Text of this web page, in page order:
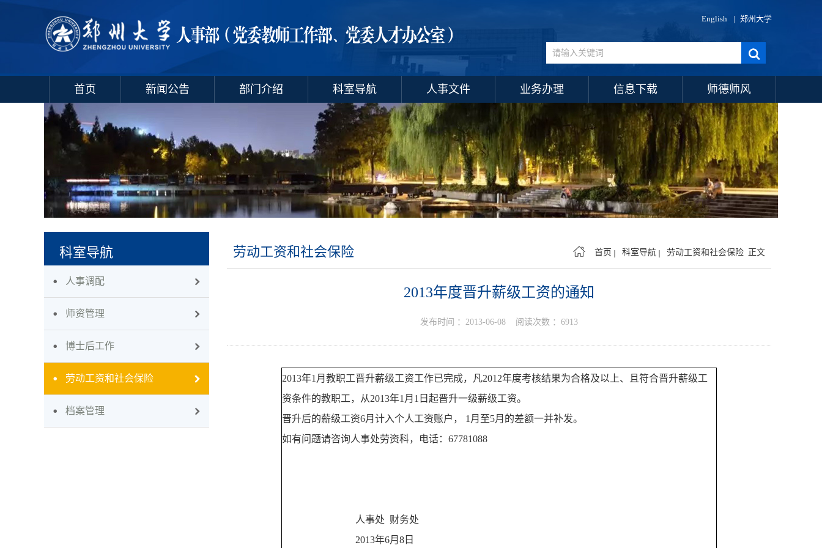
English | 郑州大学
首页 新闻公告 部门介绍 科室导航 人事文件 业务办理 信息下载 师德师风
科室导航
人事调配
师资管理
博士后工作
劳动工资和社会保险
档案管理
劳动工资和社会保险 首页 科室导航 劳动工资和社会保险 正文
2013年度晋升薪级工资的通知
发布时间 ： 2013-06-08 阅读次数 ： 6913
2013年1月教职工晋升薪级工资工作已完成，凡2012年度考核结果为合格及以上、且符合晋升薪级工
资条件的教职工，从2013年1月1日起晋升一级薪级工资。
晋升后的薪级工资6月计入个人工资账户， 1月至5月的差额一并补发。
如有问题请咨询人事处劳资科，电话：67781088
人事处 财务处
2013年6月8日